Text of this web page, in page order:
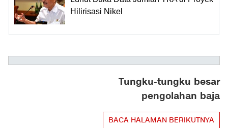
Hilirisasi Nikel
Tungku-tungku besar
pengolahan baja
BACA HALAMAN BERIKUTNYA